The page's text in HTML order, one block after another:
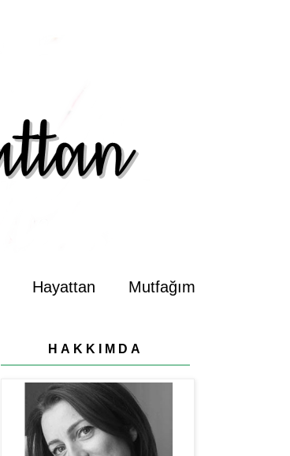
Hayattan Mutfağım
HAKKIMDA